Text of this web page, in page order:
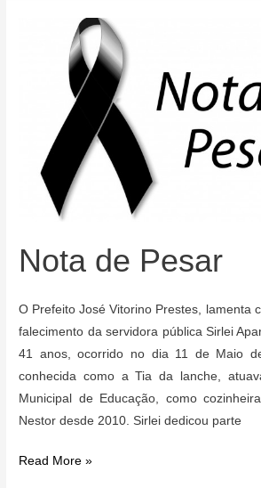
Nota de Pesar
O Prefeito José Vitorino Prestes, lamenta
falecimento da servidora pública Sirlei
41 anos, ocorrido no dia 11 de Maio
conhecida como a Tia da lanche,
Municipal de Educação, como
Nestor desde 2010. Sirlei dedicou parte
Nota
Read More »